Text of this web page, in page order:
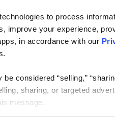
to process
improve your experience,
in accordance with our
considered “selling,”
sharing, or targeted
message.